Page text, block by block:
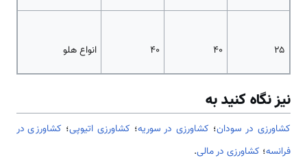
۲۵ ۴۰ ۴۰ انواع هلو
نیز نگاه کنید به
کشاورزی در سودان؛ کشاورزی در سوریه؛ کشاورزی اتیوپی؛ کشاورزی در
فرانسه؛ کشاورزی در مالی.